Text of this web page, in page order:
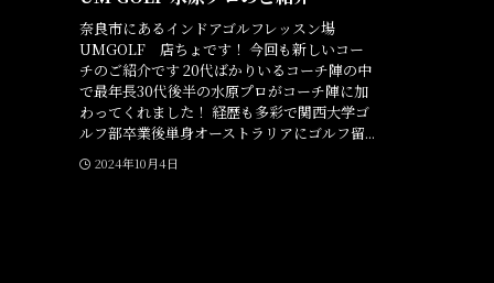
奈良市にあるインドアゴルフレッスン場
UMGOLF 店ちょです！ 今回も新しいコー
チのご紹介です 20代ばかりいるコーチ陣の中
で最年長30代後半の水原プロがコーチ陣に加
わってくれました！ 経歴も多彩で関西大学ゴ
ルフ部卒業後単身オーストラリアにゴルフ留...
2024年10月4日